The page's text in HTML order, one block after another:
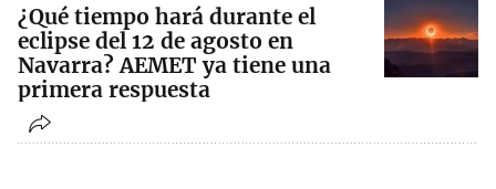
¿Qué tiempo hará durante el
eclipse del 12 de agosto en
Navarra? AEMET ya tiene una
primera respuesta